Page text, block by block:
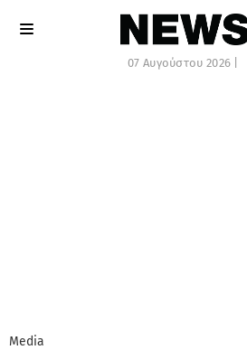
07 Αυγούστου 2026 |
Media